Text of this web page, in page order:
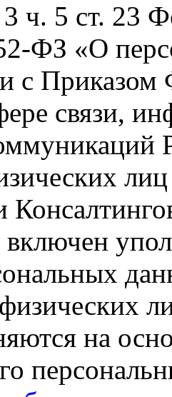
ч. 5 ст. 23
ФЗ «О
с
связи,
включен
на